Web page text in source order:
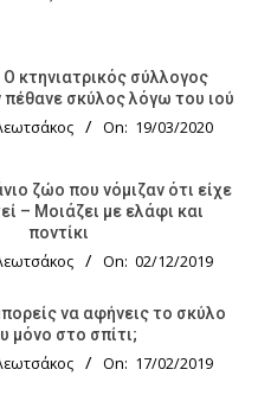
κτηνιατρικός σύλλογος
πέθανε σκύλος λόγω του ιού
On: 19/03/2020
ζώο που νόμιζαν ότι είχε
– Μοιάζει με ελάφι και
ποντίκι
On: 02/12/2019
να αφήνεις το σκύλο
μόνο στο σπίτι;
On: 17/02/2019